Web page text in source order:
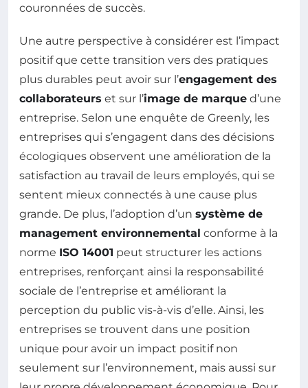
couronnées de succès.
Une autre perspective à considérer est l’impact
positif que cette transition vers des pratiques
plus durables peut avoir sur l’engagement des
collaborateurs et sur l’image de marque d’une
entreprise. Selon une enquête de Greenly, les
entreprises qui s’engagent dans des décisions
écologiques observent une amélioration de la
satisfaction au travail de leurs employés, qui se
sentent mieux connectés à une cause plus
grande. De plus, l’adoption d’un système de
management environnemental conforme à la
norme ISO 14001 peut structurer les actions
entreprises, renforçant ainsi la responsabilité
sociale de l’entreprise et améliorant la
perception du public vis-à-vis d’elle. Ainsi, les
entreprises se trouvent dans une position
unique pour avoir un impact positif non
seulement sur l’environnement, mais aussi sur